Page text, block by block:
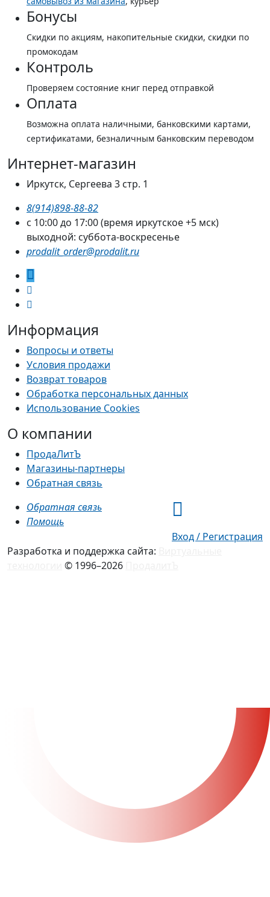
Бонусы
Скидки по акциям, накопительные скидки, скидки по
промокодам
Контроль
Проверяем состояние книг перед отправкой
Оплата
Возможна оплата наличными, банковскими картами,
сертификатами, безналичным банковским переводом
Интернет-магазин
Иркутск, Сергеева 3 стр. 1
8(914)898-88-82
с 10:00 до 17:00 (время иркутское +5 мск)
выходной: суббота-воскресенье
prodalit_order@prodalit.ru
Информация
Вопросы и ответы
Условия продажи
Возврат товаров
Обработка персональных данных
Использование Cookies
О компании
ПродаЛитЪ
Магазины-партнеры
Обратная связь
Обратная связь
Помощь
Вход / Регистрация
Разработка и поддержка сайта:
© 1996–2026